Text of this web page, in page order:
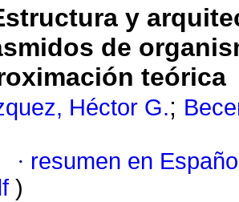
y
de
teórica
Héctor G.;
· resumen en
)